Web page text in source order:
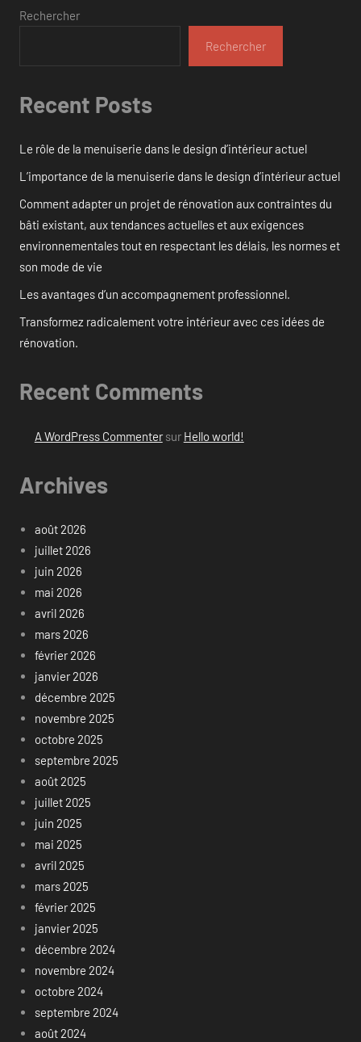
Rechercher
Rechercher
Recent Posts
Le rôle de la menuiserie dans le design d’intérieur actuel
L’importance de la menuiserie dans le design d’intérieur actuel
Comment adapter un projet de rénovation aux contraintes du
bâti existant, aux tendances actuelles et aux exigences
environnementales tout en respectant les délais, les normes et
son mode de vie
Les avantages d’un accompagnement professionnel.
Transformez radicalement votre intérieur avec ces idées de
rénovation.
Recent Comments
A WordPress Commentersur Hello world!
Archives
août 2026
juillet 2026
juin 2026
mai 2026
avril 2026
mars 2026
février 2026
janvier 2026
décembre 2025
novembre 2025
octobre 2025
septembre 2025
août 2025
juillet 2025
juin 2025
mai 2025
avril 2025
mars 2025
février 2025
janvier 2025
décembre 2024
novembre 2024
octobre 2024
septembre 2024
août 2024